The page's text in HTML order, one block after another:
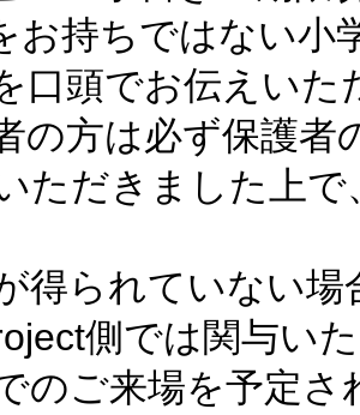
お持ちではない小
口頭でお伝えいた
の方は必ず保護
ただきました上
得られていない
側では関与い
のご来場を予定